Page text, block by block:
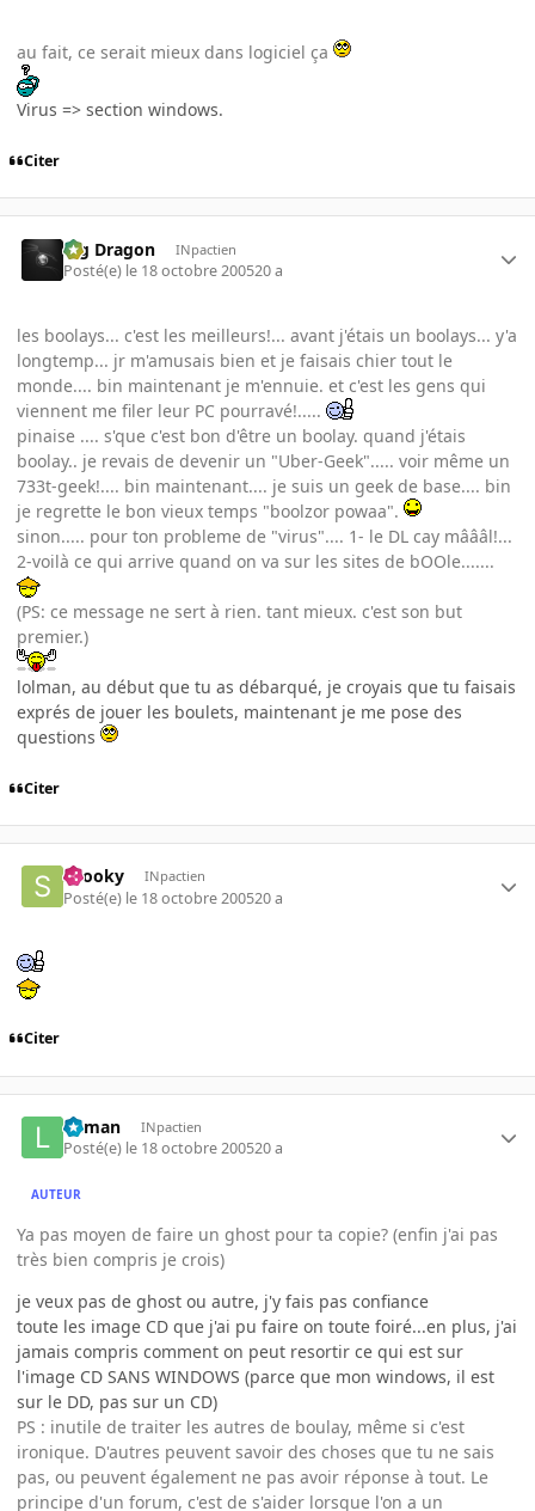
au fait, ce serait mieux dans logiciel ça
Virus => section windows.
Citer
Big Dragon INpactien
Posté(e) le 18 octobre 200520 a
les boolays... c'est les meilleurs!... avant j'étais un boolays... y'a
longtemp... jr m'amusais bien et je faisais chier tout le
monde.... bin maintenant je m'ennuie. et c'est les gens qui
viennent me filer leur PC pourravé!.....
pinaise .... s'que c'est bon d'être un boolay. quand j'étais
boolay.. je revais de devenir un "Uber-Geek"..... voir même un
733t-geek!.... bin maintenant.... je suis un geek de base.... bin
je regrette le bon vieux temps "boolzor powaa".
sinon..... pour ton probleme de "virus".... 1- le DL cay mâââl!...
2-voilà ce qui arrive quand on va sur les sites de bOOle.......
(PS: ce message ne sert à rien. tant mieux. c'est son but
premier.)
lolman, au début que tu as débarqué, je croyais que tu faisais
exprés de jouer les boulets, maintenant je me pose des
questions
Citer
snooky INpactien
Posté(e) le 18 octobre 200520 a
Citer
lolman INpactien
Posté(e) le 18 octobre 200520 a
AUTEUR
Ya pas moyen de faire un ghost pour ta copie? (enfin j'ai pas
très bien compris je crois)
je veux pas de ghost ou autre, j'y fais pas confiance
toute les image CD que j'ai pu faire on toute foiré...en plus, j'ai
jamais compris comment on peut resortir ce qui est sur
l'image CD SANS WINDOWS (parce que mon windows, il est
sur le DD, pas sur un CD)
PS : inutile de traiter les autres de boulay, même si c'est
ironique. D'autres peuvent savoir des choses que tu ne sais
pas, ou peuvent également ne pas avoir réponse à tout. Le
principe d'un forum, c'est de s'aider lorsque l'on a un